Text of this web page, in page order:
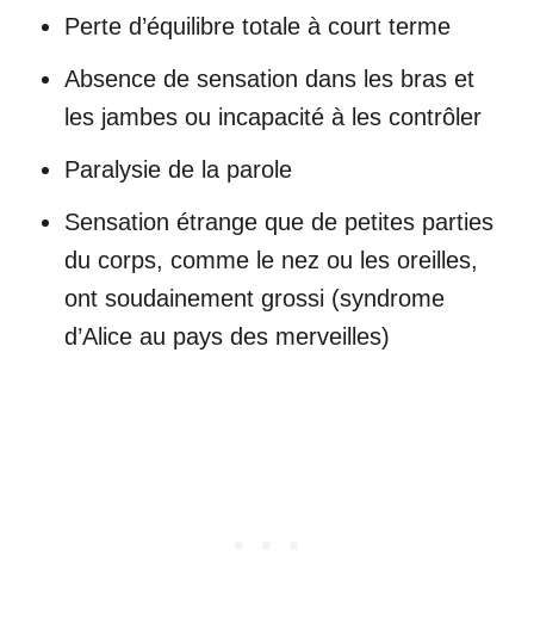
Perte d’équilibre totale à court terme
Absence de sensation dans les bras et
les jambes ou incapacité à les contrôler
Paralysie de la parole
Sensation étrange que de petites parties
du corps, comme le nez ou les oreilles,
ont soudainement grossi (syndrome
d’Alice au pays des merveilles)